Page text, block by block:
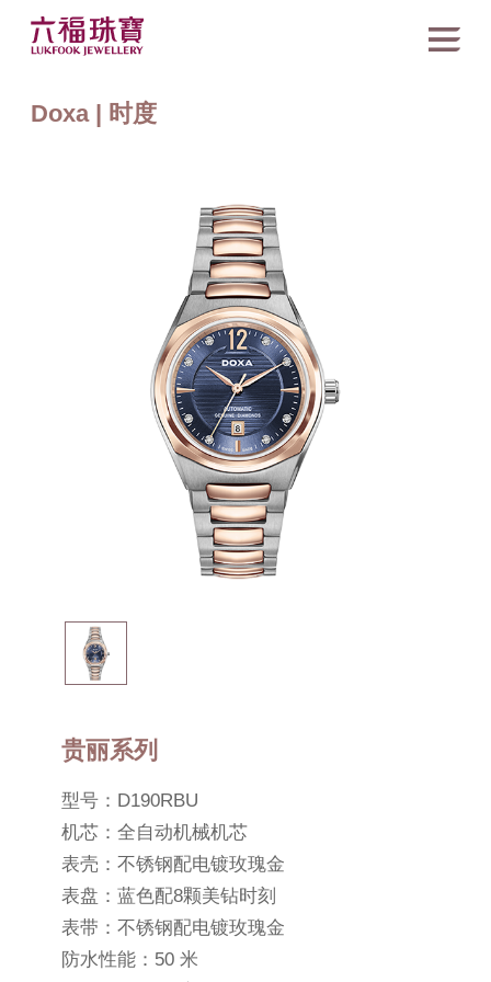
Doxa | 时度
贵丽系列
型号：D190RBU
机芯：全自动机械机芯
表壳：不锈钢配电镀玫瑰金
表盘：蓝色配8颗美钻时刻
表带：不锈钢配电镀玫瑰金
防水性能：50 米